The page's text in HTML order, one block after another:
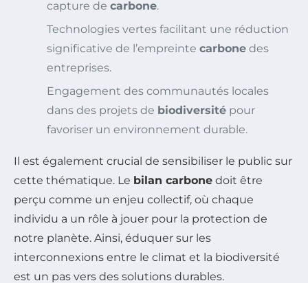
capture de carbone.
Technologies vertes facilitant une réduction
significative de l’empreinte carbone des
entreprises.
Engagement des communautés locales
dans des projets de biodiversité pour
favoriser un environnement durable.
Il est également crucial de sensibiliser le public sur
cette thématique. Le bilan carbone doit être
perçu comme un enjeu collectif, où chaque
individu a un rôle à jouer pour la protection de
notre planète. Ainsi, éduquer sur les
interconnexions entre le climat et la biodiversité
est un pas vers des solutions durables.